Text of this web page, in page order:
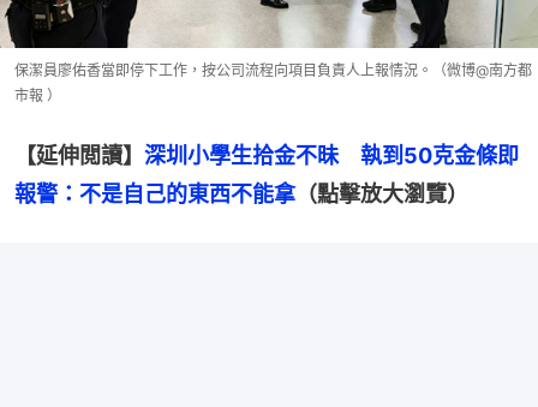
保潔員廖佑香當即停下工作，按公司流程向項目負責人上報情況。（微博@南方都
市報 ）
【延伸閲讀】 深圳小學生拾金不昧　執到50克金條即
報警：不是自己的東西不能拿（點擊放大瀏覽）